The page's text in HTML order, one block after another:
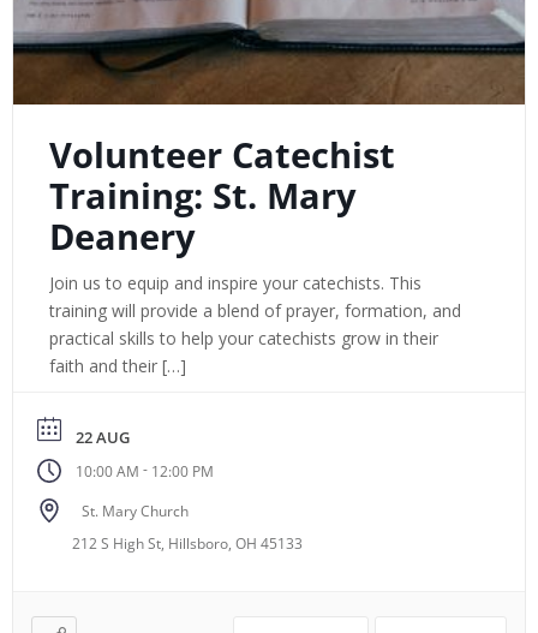
Volunteer Catechist
Training: St. Mary
Deanery
Join us to equip and inspire your catechists. This
training will provide a blend of prayer, formation, and
practical skills to help your catechists grow in their
faith and their […]
22 AUG
10:00 AM - 12:00 PM
St. Mary Church
212 S High St, Hillsboro, OH 45133